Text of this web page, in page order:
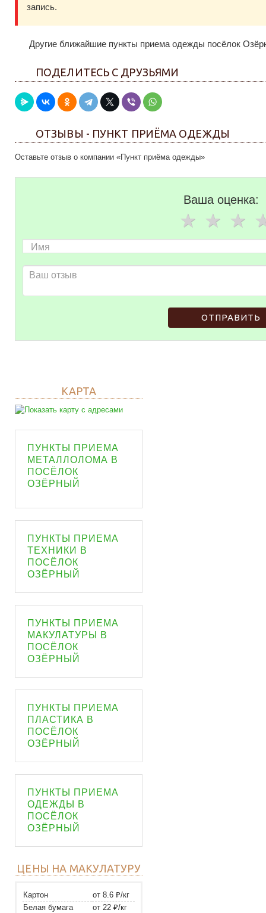
запись.
Другие ближайшие пункты приема одежды посёлок
ПОДЕЛИТЕСЬ С ДРУЗЬЯМИ
ОТЗЫВЫ - ПУНКТ ПРИЁМА ОДЕЖДЫ
Оставьте отзыв о компании «Пункт приёма одежды»
Ваша оценка:
ОТПРАВИТЬ
КАРТА
ПУНКТЫ ПРИЕМА
МЕТАЛЛОЛОМА В
ПОСЁЛОК
ОЗЁРНЫЙ
ПУНКТЫ ПРИЕМА
ТЕХНИКИ В
ПОСЁЛОК
ОЗЁРНЫЙ
ПУНКТЫ ПРИЕМА
МАКУЛАТУРЫ В
ПОСЁЛОК
ОЗЁРНЫЙ
ПУНКТЫ ПРИЕМА
ПЛАСТИКА В
ПОСЁЛОК
ОЗЁРНЫЙ
ПУНКТЫ ПРИЕМА
ОДЕЖДЫ В
ПОСЁЛОК
ОЗЁРНЫЙ
ЦЕНЫ НА МАКУЛАТУРУ
Картон
от 8.6 ₽/кг
Белая бумага
от 22 ₽/кг